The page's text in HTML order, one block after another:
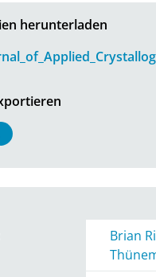
herunterladen
Brian